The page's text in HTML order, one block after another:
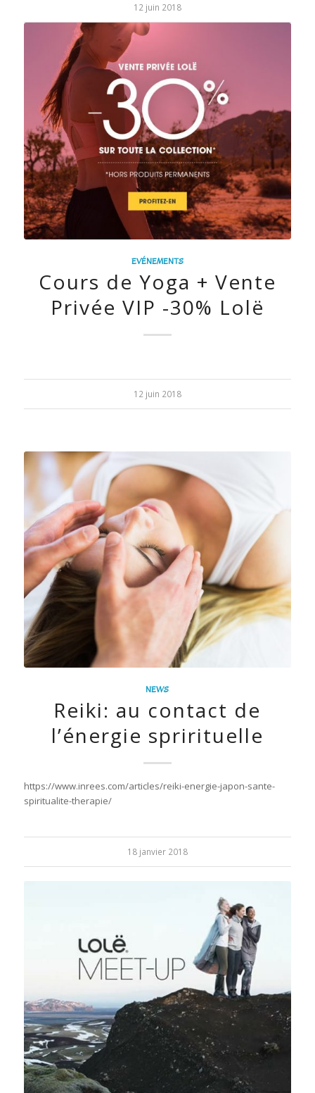
12 juin 2018
EVÉNEMENTS
Cours de Yoga + Vente
Privée VIP -30% Lolë
12 juin 2018
NEWS
Reiki: au contact de
l’énergie sprirituelle
https://www.inrees.com/articles/reiki-energie-japon-sante-
spiritualite-therapie/
18 janvier 2018